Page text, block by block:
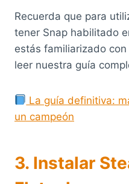
Recuerda que para
tener Snap habilitado
estás familiarizado
leer nuestra guía
La guía definitiva:
un campeón
3. Instalar